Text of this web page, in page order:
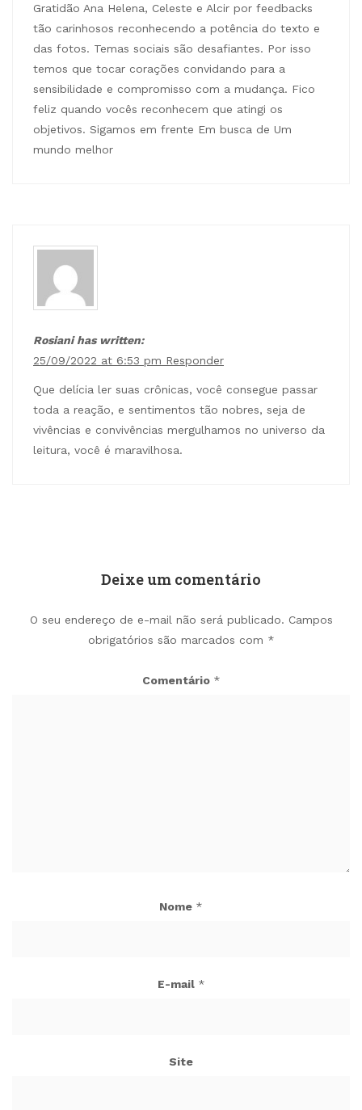
Gratidão Ana Helena, Celeste e Alcir por feedbacks
tão carinhosos reconhecendo a potência do texto e
das fotos. Temas sociais são desafiantes. Por isso
temos que tocar corações convidando para a
sensibilidade e compromisso com a mudança. Fico
feliz quando vocês reconhecem que atingi os
objetivos. Sigamos em frente Em busca de Um
mundo melhor
Rosiani has written:
25/09/2022 at 6:53 pm Responder
Que delícia ler suas crônicas, você consegue passar
toda a reação, e sentimentos tão nobres, seja de
vivências e convivências mergulhamos no universo da
leitura, você é maravilhosa.
Deixe um comentário
O seu endereço de e-mail não será publicado. Campos
obrigatórios são marcados com *
Comentário *
Nome *
E-mail *
Site